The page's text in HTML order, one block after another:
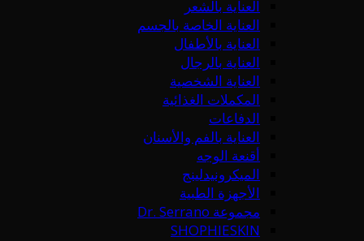
العناية بالشعر
العناية الخاصة بالجسم
العناية بالأطفال
العناية بالرجال
العناية الشخصية
المكملات الغذائية
الدفاعات
العناية بالفم والأسنان
أقنعة الوجه
الميكرونيدلينج
الأجهزة الطبية
مجموعة Dr. Serrano
SHOPHIESKIN